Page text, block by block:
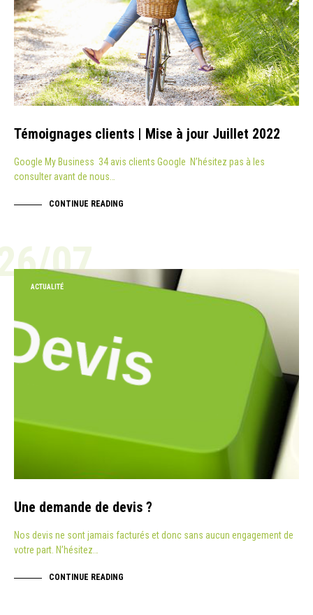
Témoignages clients | Mise à jour Juillet 2022
Google My Business 34 avis clients Google N’hésitez pas à les
consulter avant de nous…
CONTINUE READING
07
ACTUALITÉ
Une demande de devis ?
Nos devis ne sont jamais facturés et donc sans aucun engagement de
votre part. N’hésitez…
CONTINUE READING